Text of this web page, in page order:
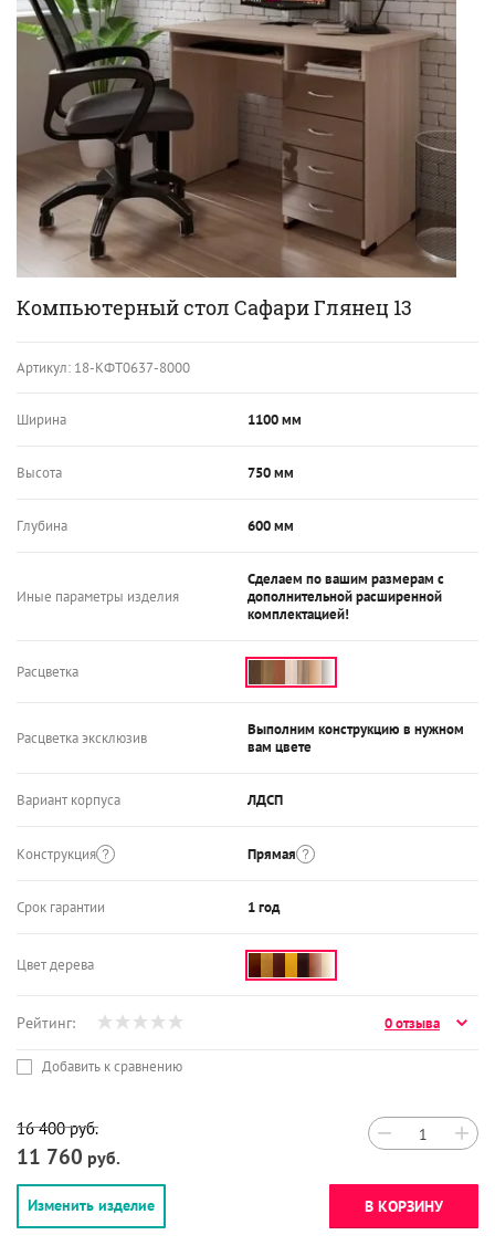
Компьютерный стол Сафари Глянец 13
Артикул: 18-КФТ0637-8000
Ширина 1100 мм
Высота 750 мм
Глубина 600 мм
Иные параметры изделия
Сделаем по вашим размерам с
дополнительной расширенной
комплектацией!
Расцветка
Расцветка эксклюзив
Выполним конструкцию в нужном
вам цвете
Вариант корпуса ЛДСП
Конструкция Прямая
Срок гарантии 1 год
Цвет дерева
Рейтинг: 0 отзыва
Добавить к сравнению
16 400руб.
11 760 руб.
− +
Изменить изделие В КОРЗИНУ